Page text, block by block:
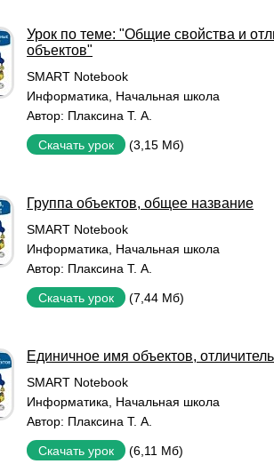
Урок по теме: "Общие свойства и
объектов"
SMART Notebook
Информатика
Начальная школа
Автор: Плаксина Т. А.
Скачать урок (3,15 Мб)
Группа объектов, общее название
SMART Notebook
Информатика
Начальная школа
Автор: Плаксина Т. А.
Скачать урок (7,44 Мб)
Единичное имя объектов,
SMART Notebook
Информатика
Начальная школа
Автор: Плаксина Т. А.
Скачать урок (6,11 Мб)